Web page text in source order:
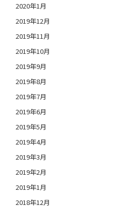
2020年1月
2019年12月
2019年11月
2019年10月
2019年9月
2019年8月
2019年7月
2019年6月
2019年5月
2019年4月
2019年3月
2019年2月
2019年1月
2018年12月